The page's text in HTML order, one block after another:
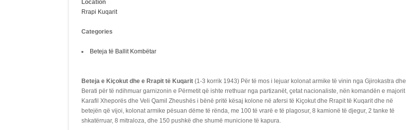
Location
Rrapi Kuqarit
Categories
Beteja të Ballit Kombëtar
Beteja e Kiçokut dhe e Rrapit të Kuqarit (1-3 korrik 1943) Për të mos i lejuar kolonat armike të vinin nga Gjirokastra dhe
Berati për të ndihmuar garnizonin e Përmetit që ishte rrethuar nga partizanët, çetat nacionaliste, nën komandën e majorit
Karafil Xheporës dhe Veli Qamil Zheushës i bënë pritë kësaj kolone në afersi të Kiçokut dhe Rrapit të Kuqarit dhe në
betejën që vijoi, kolonat armike pësuan dëme të rënda, me 100 të vrarë e të plagosur, 8 kamionë të djegur, 2 tanke të
shkatërruar, 8 mitraloza, dhe 150 pushkë dhe shumë municione të kapura.